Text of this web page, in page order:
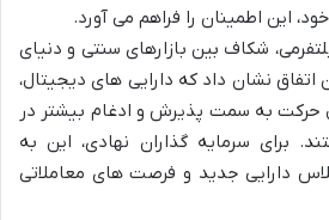
این اطمینان را فراهم می آورد.
شکاف بین بازارهای سنتی و دنیای
اتفاق نشان داد که دارایی های دیجیتال،
حرکت به سمت پذیرش و ادغام بیشتر در
برای سرمایه گذاران نهادی، این به
دارایی جدید و فرصت های معاملاتی